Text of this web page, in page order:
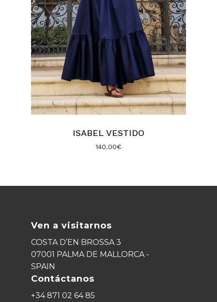
ISABEL VESTIDO
140.00€
Ven a visitarnos
COSTA D’EN BROSSA 3
07001 PALMA DE MALLORCA -
SPAIN
Contáctanos
+34 871 02 64 85